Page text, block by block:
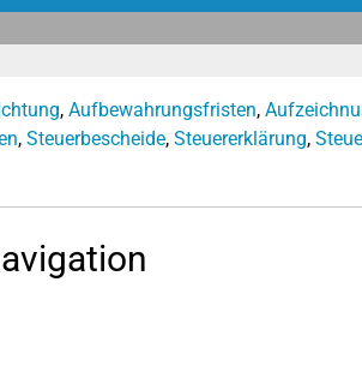
, Aufbewahrungsfristen,
, Steuerbescheide, Steuererklärung,